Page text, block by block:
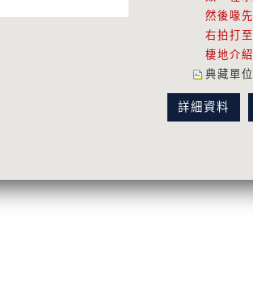
然後喙
右拍打
棲地介
典藏單位
詳細資料